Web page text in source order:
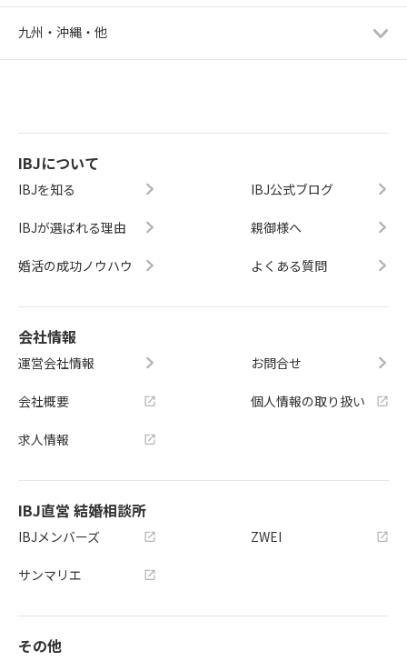
九州・沖縄・他
IBJについて
IBJを知る
IBJが選ばれる理由
婚活の成功ノウハウ
IBJ公式ブログ
親御様へ
よくある質問
会社情報
運営会社情報
会社概要
求人情報
お問合せ
個人情報の取り扱い
IBJ直営 結婚相談所
IBJメンバーズ
サンマリエ
ZWEI
その他